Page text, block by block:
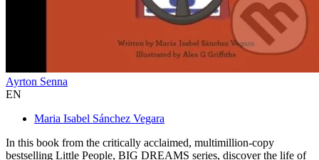
Ayrton Senna
EN
Maria Isabel Sánchez Vegara
In this book from the critically acclaimed, multimillion-copy
bestselling Little People, BIG DREAMS series, discover the life of